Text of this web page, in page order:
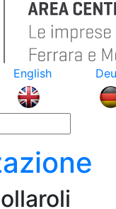
English